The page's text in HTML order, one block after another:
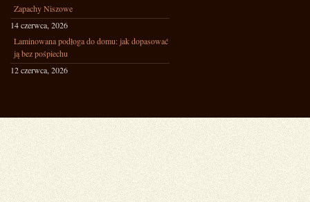
Zapachy Niszowe
14 czerwca, 2026
Laminowana podłoga do domu: jak dopasować
ją bez pośpiechu
12 czerwca, 2026